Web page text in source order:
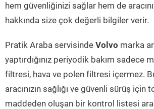
hem güvenliğinizi sağlar hem de
hakkında size çok değerli bilgiler verir.
Pratik Araba servisinde Volvo marka
yaptırdığınız periyodik bakım sadece
filtresi, hava ve polen filtresi içermez.
aracınızın sağlığı ve güvenli sürüş
maddeden oluşan bir kontrol listesi